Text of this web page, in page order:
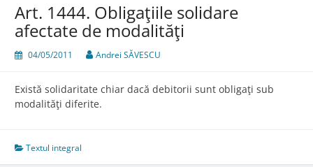
Art. 1444. Obligaţiile solidare
afectate de modalităţi
04/05/2011 Andrei SĂVESCU
Există solidaritate chiar dacă debitorii sunt obligaţi sub
modalităţi diferite.
Textul integral